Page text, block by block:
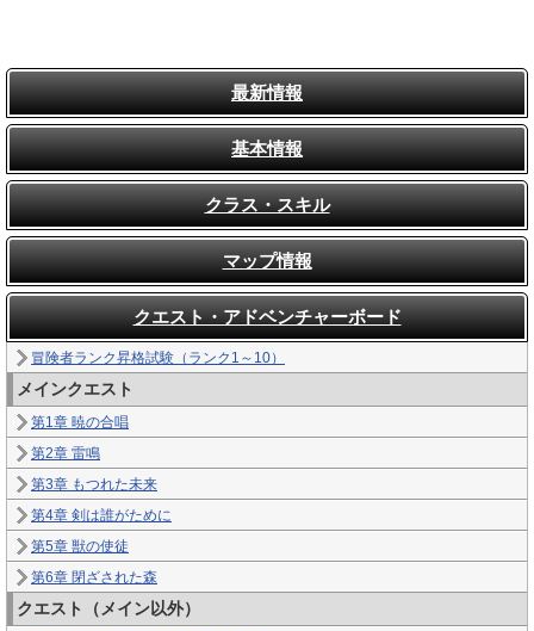
最新情報
基本情報
クラス・スキル
マップ情報
クエスト・アドベンチャーボード
冒険者ランク昇格試験（ランク1～10）
メインクエスト
第1章 暁の合唱
第2章 雷鳴
第3章 もつれた未来
第4章 剣は誰がために
第5章 獣の使徒
第6章 閉ざされた森
クエスト（メイン以外）